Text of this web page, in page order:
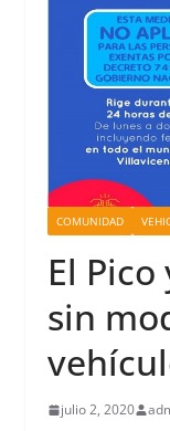
COMUNIDAD
El
sin
julio 2, 2020